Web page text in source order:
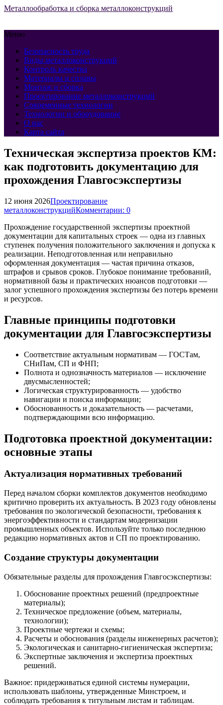
Металлообработка и сборка металлоконструкций
Меню
Безопасность труда
Виды металлоконструкций
Контроль качества
Материалы и сплавы
Монтаж и сборка
Проектирование металлоконструкций
Современные технологии
Технологии и оборудование
О нас
Карта сайта
Техническая экспертиза проектов КМ:
как подготовить документацию для
прохождения Главгосэкспертизы
12 июня 2026Проектирование
металлоконструкцийКомментарии: 0
Прохождение государственной экспертизы проектной
документации для капитальных строек — одна из главных
ступенек получения положительного заключения и допуска к
реализации. Неподготовленная или неправильно
оформленная документация — частая причина отказов,
штрафов и срывов сроков. Глубокое понимание требований,
нормативной базы и практических нюансов подготовки —
залог успешного прохождения экспертизы без потерь времени
и ресурсов.
Главные принципы подготовки
документации для Главгосэкспертизы
Соответствие актуальным нормативам — ГОСТам,
СНиПам, СП и ФНП;
Полнота и однозначность материалов — исключение
двусмысленностей;
Логическая структурированность — удобство
навигации и поиска информации;
Обоснованность и доказательность — расчетами,
подтверждающими всю информацию.
Подготовка проектной документации:
основные этапы
Актуализация нормативных требований
Перед началом сборки комплектов документов необходимо
критично проверить их актуальность. В 2023 году обновлены
требования по экологической безопасности, требования к
энергоэффективности и стандартам модернизации
промышленных объектов. Используйте только последнюю
редакцию нормативных актов и СП по проектированию.
Создание структуры документации
Обязательные разделы для прохождения Главгосэкспертизы:
Обоснование проектных решений (предпроектные
материалы);
Техническое предложение (объем, материалы,
технологии);
Проектные чертежи и схемы;
Расчеты и обоснования (разделы инженерных расчетов);
Экологическая и санитарно-гигиеническая экспертиза;
Экспертные заключения и экспертиза проектных
решений.
Важное: придерживаться единой системы нумерации,
использовать шаблоны, утвержденные Минстроем, и
соблюдать требования к титульным листам и таблицам.